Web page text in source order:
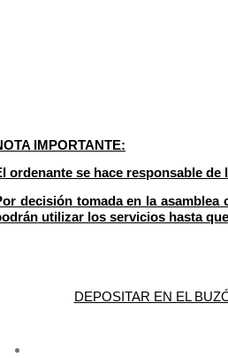
IMPORTANTE:
ordenante se hace responsable
decisión tomada en la asamblea
utilizar los servicios hasta
DEPOSITAR EN EL